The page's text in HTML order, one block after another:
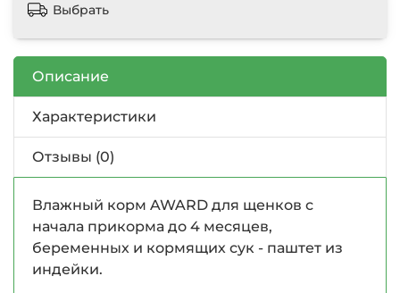
Выбрать
Описание
Характеристики
Отзывы (0)
Влажный корм AWARD для щенков с
начала прикорма до 4 месяцев,
беременных и кормящих сук - паштет из
индейки.